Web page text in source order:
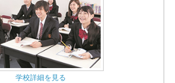
学校詳細を見る